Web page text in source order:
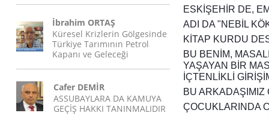
İbrahim ORTAŞ
Küresel Krizlerin Gölgesinde
Türkiye Tarımının Petrol
Kapanı ve Geleceği
Cafer DEMİR
ASSUBAYLARA DA KAMUYA
GEÇİŞ HAKKI TANINMALIDIR
ESKİŞEHİR DE,
ADI DA "NEBİL
KİTAP KURDU
BU BENİM,
YAŞAYAN BİR
İÇTENLİKLİ
BU
ÇOCUKLARINDA